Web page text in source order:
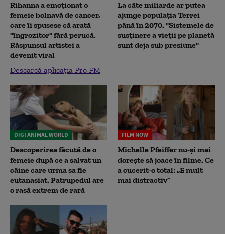
Rihanna a emoționat o
femeie bolnavă de cancer,
care îi spusese că arată
"îngrozitor" fără perucă.
Răspunsul artistei a
devenit viral
Descarcă aplicația Pro FM
La câte miliarde ar putea
ajunge populația Terrei
până în 2070. "Sistemele de
susținere a vieții pe planetă
sunt deja sub presiune"
DIGI ANIMAL WORLD
Descoperirea făcută de o
femeie după ce a salvat un
câine care urma sa fie
eutanasiat. Patrupedul are
o rasă extrem de rară
FILM NOW
Michelle Pfeiffer nu-și mai
dorește să joace în filme. Ce
a cucerit-o total: „E mult
mai distractiv”